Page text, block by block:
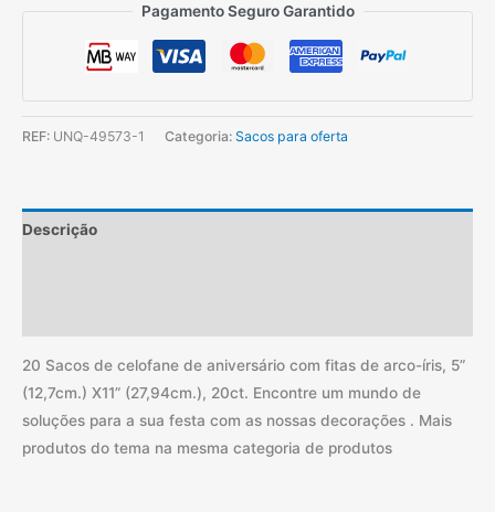
20
de
aniversário
Pagamento Seguro Garantido
REF: UNQ-49573-1 Categoria: Sacos para oferta
Descrição
20 Sacos de celofane de aniversário com fitas de arco-íris, 5”
(12,7cm.) X11” (27,94cm.), 20ct. Encontre um mundo de
soluções para a sua festa com as nossas decorações . Mais
produtos do tema na mesma categoria de produtos